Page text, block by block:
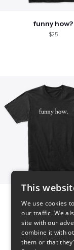
funny how?
$25
$25
This
We use cookies
our traffic. We
site with our
combine it with
them or that